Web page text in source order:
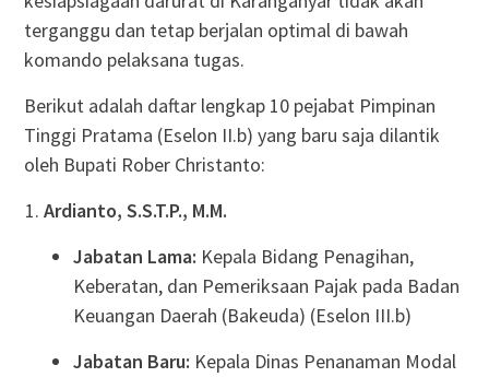
terganggu dan tetap berjalan optimal di bawah
komando pelaksana tugas.
Berikut adalah daftar lengkap 10 pejabat Pimpinan
Tinggi Pratama (Eselon II.b) yang baru saja dilantik
oleh Bupati Rober Christanto:
Ardianto, S.S.T.P., M.M.
Jabatan Lama: Kepala Bidang Penagihan,
Keberatan, dan Pemeriksaan Pajak pada Badan
Keuangan Daerah (Bakeuda) (Eselon III.b)
Jabatan Baru: Kepala Dinas Penanaman Modal